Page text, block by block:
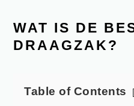
WAT IS DE
DRAAGZAK?
Table of Contents